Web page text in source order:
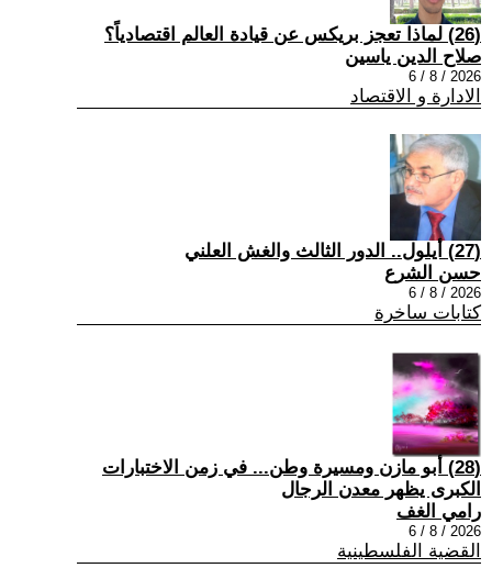
(26) لماذا تعجز بريكس عن قيادة العالم اقتصادياً؟
صلاح الدين ياسين
2026 / 8 / 6
الادارة و الاقتصاد
(27) أيلول.. الدور الثالث والغش العلني
حسن الشرع
2026 / 8 / 6
كتابات ساخرة
(28) أبو مازن ومسيرة وطن... في زمن الاختبارات
الكبرى يظهر معدن الرجال
رامي الغف
2026 / 8 / 6
القضية الفلسطينية